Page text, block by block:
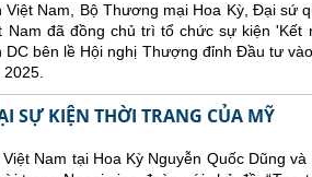
Việt Nam, Bộ Thương mại Hoa Kỳ, Đại sứ
Nam đã đồng chủ trì tổ chức sự kiện 'Kết
DC bên lề Hội nghị Thượng đỉnh Đầu tư
SỰ KIỆN THỜI TRANG CỦA MỸ
Nam tại Hoa Kỳ Nguyễn Quốc Dũng